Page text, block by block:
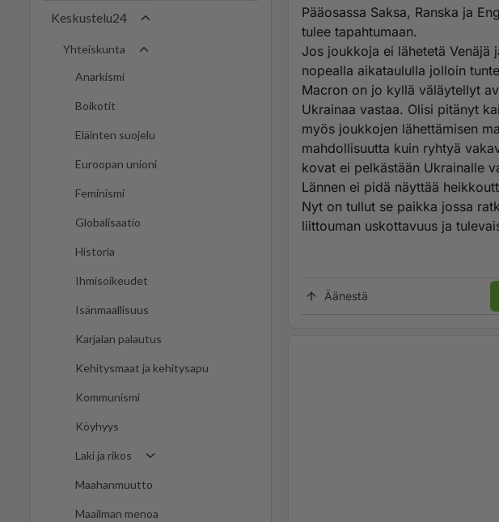
Keskustelu24
Yhteiskunta
Anarkismi
Boikotit
Eläinten suojelu
Euroopan unioni
Feminismi
Globalisaatio
Historia
Ihmisoikeudet
Isänmaallisuus
Karjalan palautus
Kehitysmaat ja kehitysapu
Kommunismi
Köyhyys
Laki ja rikos
Maahanmuutto
Maailman menoa
Pääosassa Saksa, Ranska ja
tulee tapahtumaan.
Jos joukkoja ei lähetetä Venäjä
nopealla aikataululla jolloin
Macron on jo kyllä väläytellyt
Ukrainaa vastaa. Olisi pitänyt
myös joukkojen lähettämisen
mahdollisuutta kuin ryhtyä
kovat ei pelkästään Ukrainalle
Lännen ei pidä näyttää
Nyt on tullut se paikka jossa
liittouman uskottavuus ja
Äänestä